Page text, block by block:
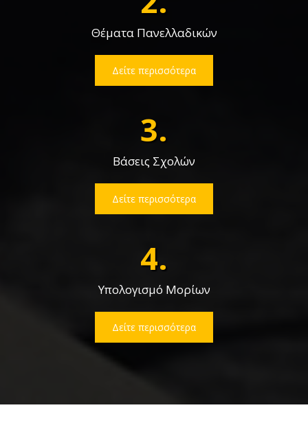
Θέματα Πανελλαδικών
Δείτε περισσότερα
3.
Βάσεις Σχολών
Δείτε περισσότερα
4.
Υπολογισμό Μορίων
Δείτε περισσότερα